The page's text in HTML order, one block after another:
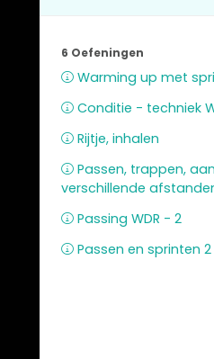
6 Oefeningen
Warming up met
Conditie - techniek
Rijtje, inhalen
Passen, trappen,
verschillende
Passing WDR - 2
Passen en sprinten